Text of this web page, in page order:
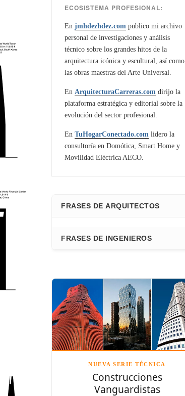
ECOSISTEMA PROFESIONAL:
En jmhdezhdez.com publico mi archivo
personal de investigaciones y análisis
técnico sobre los grandes hitos de la
arquitectura icónica y escultural, así como
las obras maestras del Arte Universal.
En ArquitecturaCarreras.com dirijo la
plataforma estratégica y editorial sobre la
evolución del sector profesional.
En TuHogarConectado.com lidero la
consultoría en Domótica, Smart Home y
Movilidad Eléctrica AECO.
FRASES DE ARQUITECTOS
Adrian Smith
Richard Rogers
David Chipperfield
Kazuyo Sejima
Steven Holl
FRASES DE INGENIEROS
Leslie E. Robertson
Félix Cándela
NUEVA SERIE TÉCNICA
Construcciones
Vanguardistas